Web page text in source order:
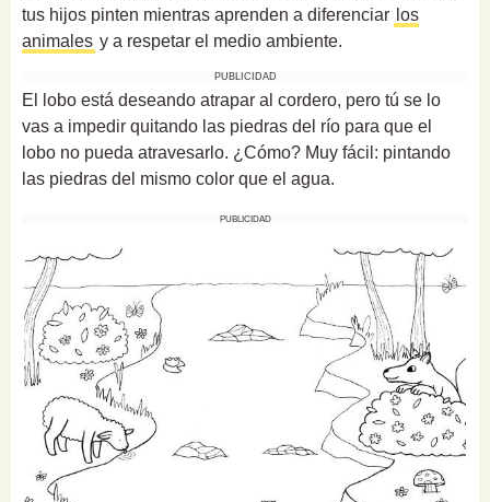
tus hijos pinten mientras aprenden a diferenciar los
animales y a respetar el medio ambiente.
PUBLICIDAD
El lobo está deseando atrapar al cordero, pero tú se lo
vas a impedir quitando las piedras del río para que el
lobo no pueda atravesarlo. ¿Cómo? Muy fácil: pintando
las piedras del mismo color que el agua.
PUBLICIDAD